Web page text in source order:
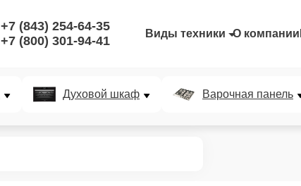
+7 (843) 254-64-35
+7 (800) 301-94-41
Виды техники О компании
Духовой шкаф Варочная панель